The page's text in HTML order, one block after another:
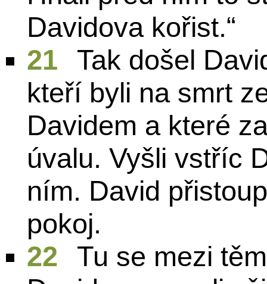
Davidova kořist.“
21
Tak došel
kteří byli na smrt
Davidem a které
úvalu. Vyšli vstříc
ním. David
pokoj.
22
Tu se mezi